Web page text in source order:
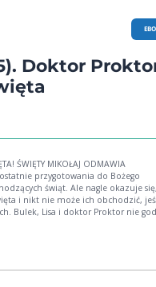
Doktor
świąt. Ale nagle okazuje
i nikt nie może ich obchodzić,
Bulek, Lisa i doktor Proktor nie
na cieńszym włosku.